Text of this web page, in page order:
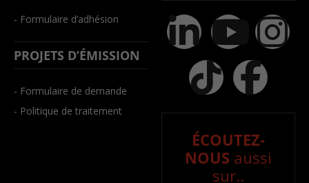
- Formulaire d’adhésion
PROJETS D’ÉMISSION
- Formulaire de demande
- Politique de traitement
ÉCOUTEZ-
NOUS aussi
sur..